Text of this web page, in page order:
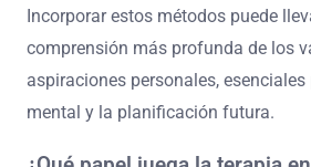
Incorporar estos métodos puede
comprensión más profunda de los
aspiraciones personales,
mental y la planificación futura.